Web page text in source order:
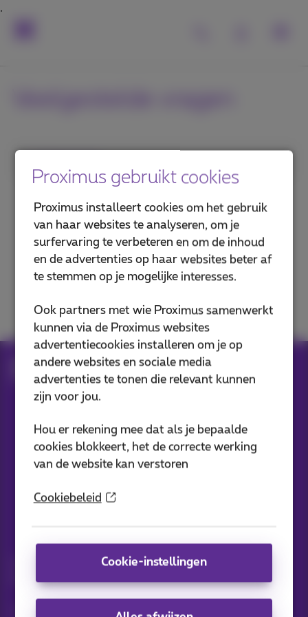
Proximus+ app
Voordelen en diensten
Proximus gebruikt cookies
Proximus installeert cookies om het gebruik
van haar websites te analyseren, om je
surfervaring te verbeteren en om de inhoud
en de advertenties op haar websites beter af
te stemmen op je mogelijke interesses.
Ook partners met wie Proximus samenwerkt
kunnen via de Proximus websites
advertentiecookies installeren om je op
andere websites en sociale media
advertenties te tonen die relevant kunnen
zijn voor jou.
Hou er rekening mee dat als je bepaalde
cookies blokkeert, het de correcte werking
van de website kan verstoren
Cookiebeleid
Cookie-instellingen
Hulp Klantenzone
Proximus+ app
Mobility: parkeren en vervoer
Onze applicaties
Ontdek de laatste infos, promoties of aanbiedingen heet van
Ja, ik ben benieuwd!